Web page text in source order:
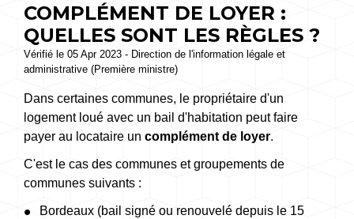
COMPLÉMENT DE LOYER :
QUELLES SONT LES RÈGLES ?
Vérifié le 05 Apr 2023 - Direction de l'information légale et
administrative (Première ministre)
Dans certaines communes, le propriétaire d'un
logement loué avec un bail d'habitation peut faire
payer au locataire un complément de loyer.
C'est le cas des communes et groupements de
communes suivants :
Bordeaux (bail signé ou renouvelé depuis le 15